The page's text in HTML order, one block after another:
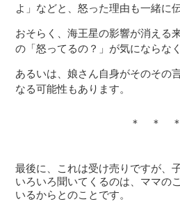
よ」などと、怒った理由も一緒に
おそらく、海王星の影響が消える
の「怒ってるの？」が気にならな
あるいは、娘さん自身がそのその
なる可能性もあります。
＊ ＊ ＊
最後に、これは受け売りですが、
いろいろ聞いてくるのは、ママの
いるからとのことです。